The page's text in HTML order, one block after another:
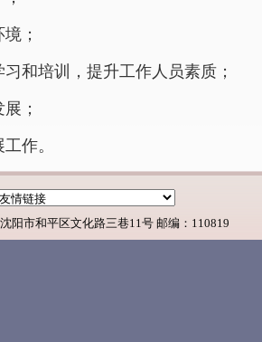
；
和培训，提升工作人员素质；
；
作。
阳市和平区文化路三巷11号 邮编：110819